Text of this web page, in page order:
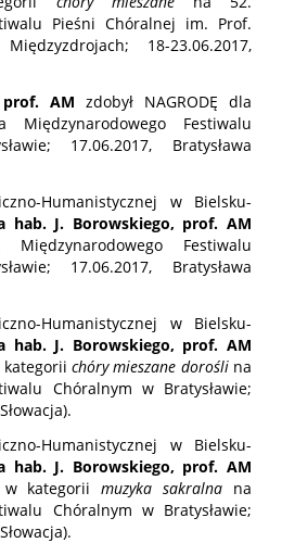
Pieśni Chóralnej im. Prof.
18-23.06.2017,
AM zdobył NAGRODĘ dla
Międzynarodowego Festiwalu
17.06.2017, Bratysława
Humanistycznej w Bielsku-
hab. J. Borowskiego, prof. AM
Międzynarodowego Festiwalu
17.06.2017, Bratysława
Humanistycznej w Bielsku-
hab. J. Borowskiego, prof. AM
kategorii chóry mieszane dorośli na
Chóralnym w Bratysławie;
Humanistycznej w Bielsku-
hab. J. Borowskiego, prof. AM
w kategoriimuzyka sakralna na
Chóralnym w Bratysławie;